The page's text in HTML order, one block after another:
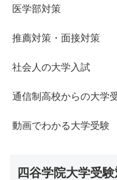
医学部対策
推薦対策・面接対策
社会人の大学入試
通信制高校からの大学
動画でわかる大学受験
四谷学院大学受